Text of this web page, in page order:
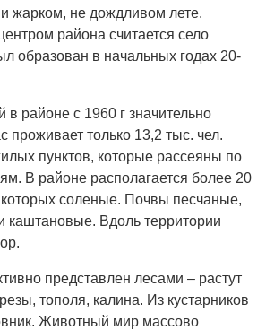
жарком, не дождливом лете.
района считается село
образован в начальных годах 20-
в районе с 1960 г значительно
проживает только 13,2 тыс. чел.
пунктов, которые рассеяны по
В районе располагается более 20
соленые. Почвы песчаные,
каштановые. Вдоль территории
представлен лесами – растут
тополя, калина. Из кустарников
Животный мир массово